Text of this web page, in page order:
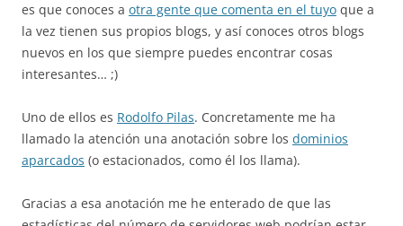
es que conoces a otra gente que comenta en el tuyo que a
la vez tienen sus propios blogs, y así conoces otros blogs
nuevos en los que siempre puedes encontrar cosas
interesantes… ;)
Uno de ellos es Rodolfo Pilas. Concretamente me ha
llamado la atención una anotación sobre los dominios
aparcados (o estacionados, como él los llama).
Gracias a esa anotación me he enterado de que las